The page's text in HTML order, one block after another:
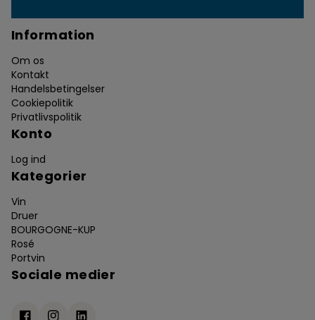
Information
Om os
Kontakt
Handelsbetingelser
Cookiepolitik
Privatlivspolitik
Konto
Log ind
Kategorier
Vin
Druer
BOURGOGNE-KUP
Rosé
Portvin
Sociale medier